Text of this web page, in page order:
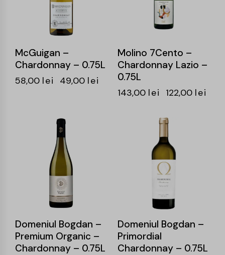
McGuigan –
Chardonnay – 0.75L
58,00 lei 49,00 lei
Molino 7Cento –
Chardonnay Lazio –
0.75L
143,00 lei 122,00 lei
Domeniul Bogdan –
Premium Organic –
Chardonnay – 0.75L
Domeniul Bogdan –
Primordial
Chardonnay – 0.75L